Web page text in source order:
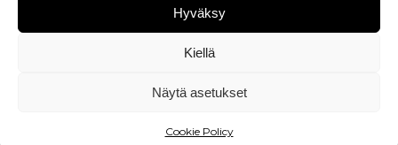
Hyväksy
Kiellä
Näytä asetukset
Cookie Policy
ALV-numero:DK43519425